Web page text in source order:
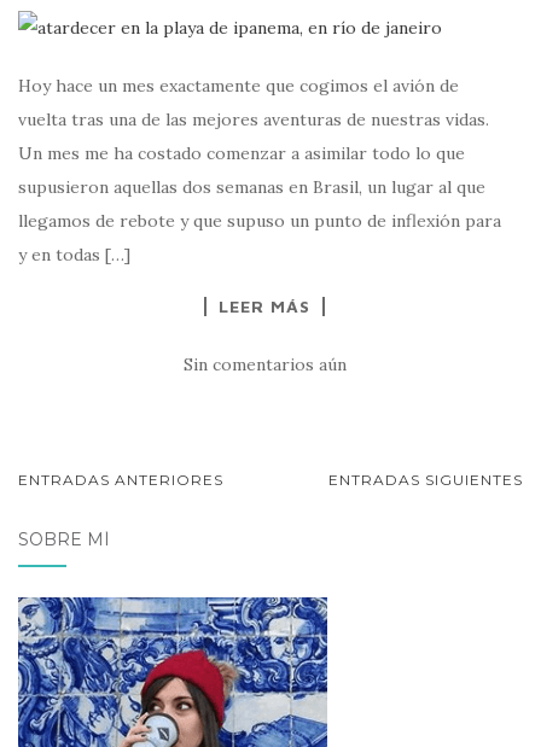
Hoy hace un mes exactamente que cogimos el avión de
vuelta tras una de las mejores aventuras de nuestras vidas.
Un mes me ha costado comenzar a asimilar todo lo que
supusieron aquellas dos semanas en Brasil, un lugar al que
llegamos de rebote y que supuso un punto de inflexión para
y en todas […]
LEER MÁS
Sin comentarios aún
NAVEGACIÓN
POSTS
ENTRADAS ANTERIORES ENTRADAS SIGUIENTES
SOBRE MÍ